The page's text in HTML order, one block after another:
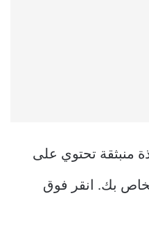
منبثقة تحتوي على